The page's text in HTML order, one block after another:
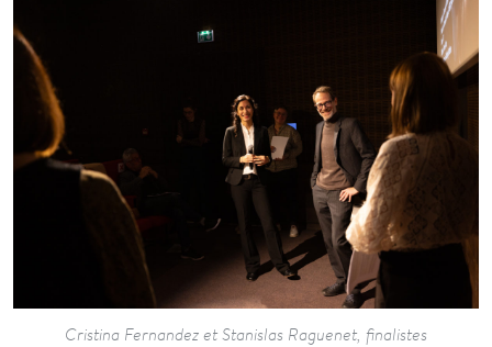
Cristina Fernandez et Stanislas Raguenet, finalistes